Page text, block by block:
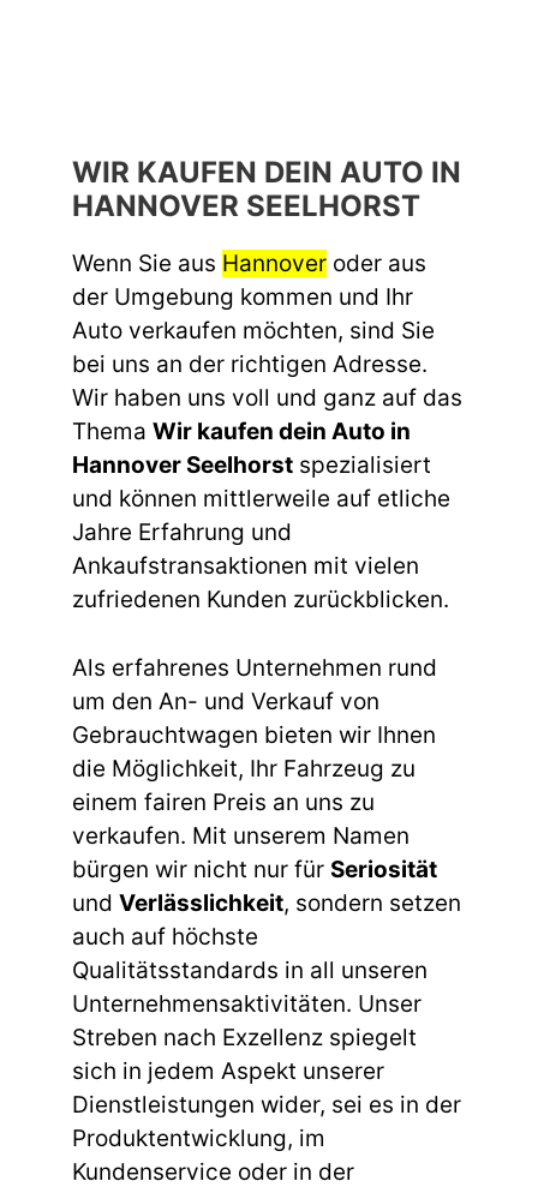
WIR KAUFEN DEIN AUTO IN
HANNOVER SEELHORST
Wenn Sie aus Hannover oder aus
der Umgebung kommen und Ihr
Auto verkaufen möchten, sind Sie
bei uns an der richtigen Adresse.
Wir haben uns voll und ganz auf das
Thema Wir kaufen dein Auto in
Hannover Seelhorst spezialisiert
und können mittlerweile auf etliche
Jahre Erfahrung und
Ankaufstransaktionen mit vielen
zufriedenen Kunden zurückblicken.
Als erfahrenes Unternehmen rund
um den An- und Verkauf von
Gebrauchtwagen bieten wir Ihnen
die Möglichkeit, Ihr Fahrzeug zu
einem fairen Preis an uns zu
verkaufen. Mit unserem Namen
bürgen wir nicht nur für Seriosität
und Verlässlichkeit, sondern setzen
auch auf höchste
Qualitätsstandards in all unseren
Unternehmensaktivitäten. Unser
Streben nach Exzellenz spiegelt
sich in jedem Aspekt unserer
Dienstleistungen wider, sei es in der
Produktentwicklung, im
Kundenservice oder in der